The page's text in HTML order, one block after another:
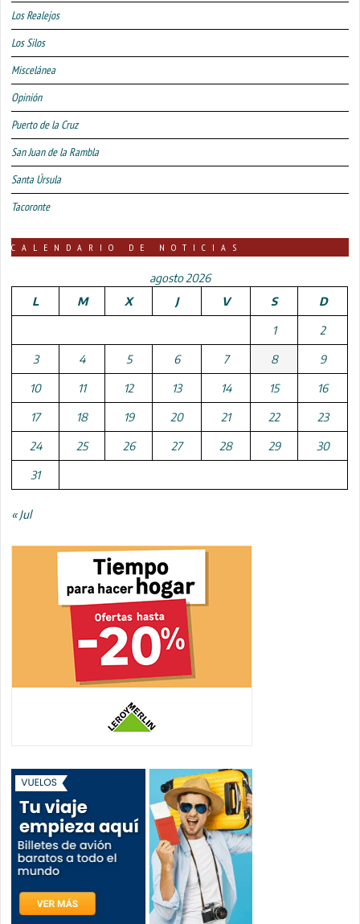
Los Realejos
Los Silos
Miscelánea
Opinión
Puerto de la Cruz
San Juan de la Rambla
Santa Úrsula
Tacoronte
CALENDARIO DE NOTICIAS
agosto 2026
L
M X J V S D
1 2
3 4 5 6 7 8 9
10 11 12 13 14 15 16
17 18 19 20 21 22 23
24 25 26 27 28 29 30
31
« Jul